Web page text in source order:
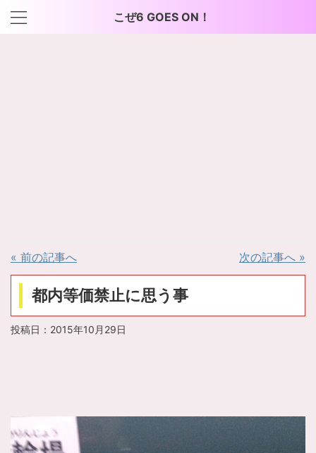
こぜ6 GOES ON！
« 前の記事へ 次の記事へ »
都内等価禁止に思う事
投稿日： 2015年10月29日